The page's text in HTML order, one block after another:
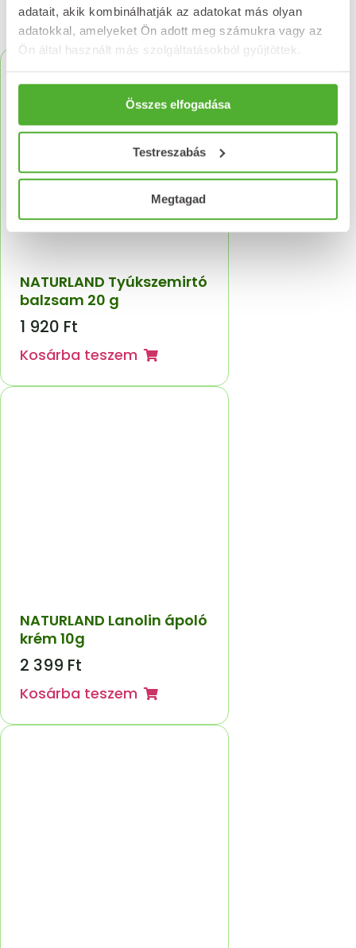
adatait, akik kombinálhatják az adatokat más olyan
adatokkal, amelyeket Ön adott meg számukra vagy az
Ön által használt más szolgáltatásokból gyűjtöttek.
Összes elfogadása
Testreszabás
Megtagad
Kapcsolódó termékek
NATURLAND Tyúkszemirtó
balzsam 20 g
1 920 Ft
Kosárba teszem
NATURLAND Lanolin ápoló
krém 10g
2 399 Ft
Kosárba teszem